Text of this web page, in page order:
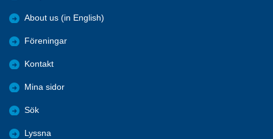
About us (in English)
Föreningar
Kontakt
Mina sidor
Sök
Lyssna